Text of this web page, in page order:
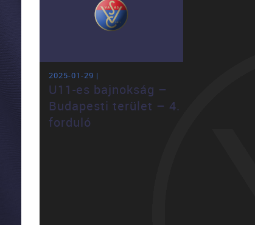
2025-01-29 |
U11-es bajnokság –
Budapesti terület – 4.
forduló